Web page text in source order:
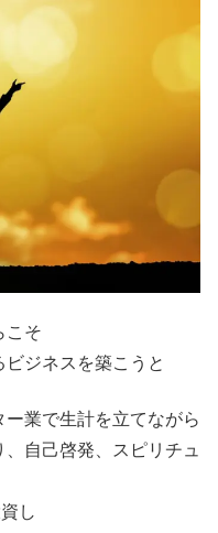
こそ
ジネスを築こうと
業で生計を立てながら
自己啓発、スピリチュ
し